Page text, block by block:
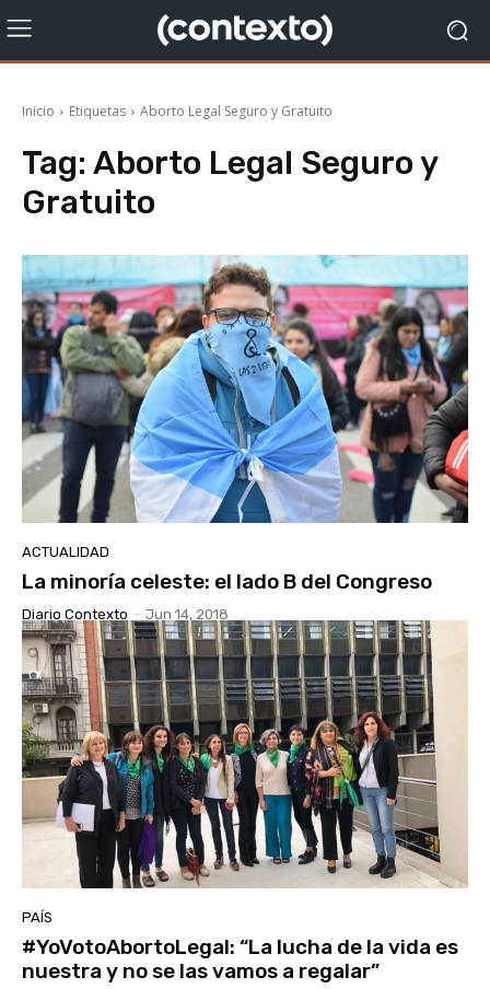
Inicio Etiquetas Aborto Legal Seguro y Gratuito
Tag: Aborto Legal Seguro y
Gratuito
ACTUALIDAD
La minoría celeste: el lado B del Congreso
Diario Contexto - Jun 14, 2018
PAÍS
#YoVotoAbortoLegal: “La lucha de la vida es
nuestra y no se las vamos a regalar”